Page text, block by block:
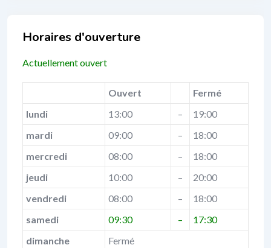
Business Hours
Actuellement ouvert
Ouvert
Fermé
lundi
13:00 –
19:00
mardi
09:00 –
18:00
mercredi
08:00 –
18:00
jeudi
10:00 –
20:00
vendredi
08:00 –
18:00
samedi
09:30 –
17:30
dimanche
Fermé